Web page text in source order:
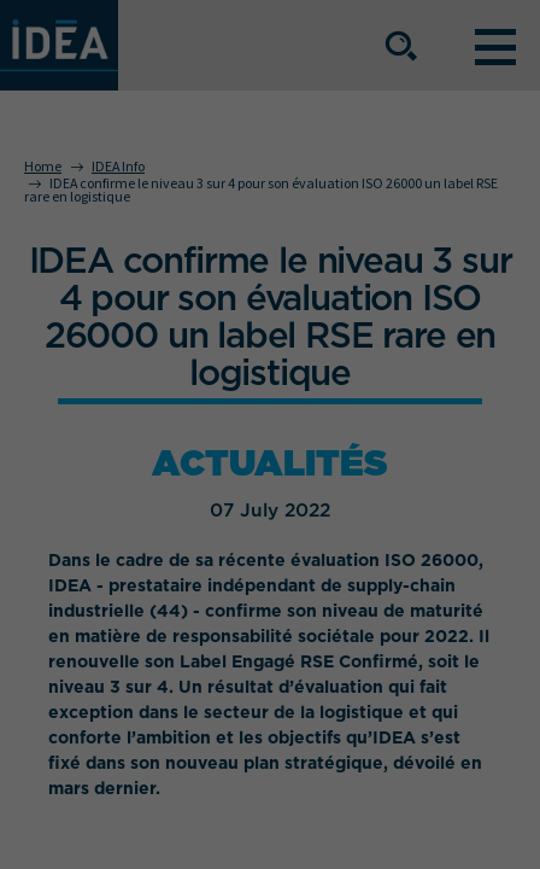
Press space
WHAT IS YOUR REQUIREMENT?
BUSINESS SECTORS
Home
IDEA Info
IDEA confirme le niveau 3 sur 4 pour son évaluation ISO 26000 un label RSE
rare en logistique
IDEA confirme le niveau 3 sur
4 pour son évaluation ISO
26000 un label RSE rare en
logistique
ACTUALITÉS
07 July 2022
Dans le cadre de sa récente évaluation ISO 26000,
IDEA - prestataire indépendant de supply-chain
industrielle (44) - confirme son niveau de maturité
en matière de responsabilité sociétale pour 2022. Il
renouvelle son Label Engagé RSE Confirmé, soit le
niveau 3 sur 4. Un résultat d’évaluation qui fait
exception dans le secteur de la logistique et qui
conforte l’ambition et les objectifs qu’IDEA s’est
fixé dans son nouveau plan stratégique, dévoilé en
mars dernier.